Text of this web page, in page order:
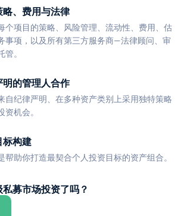
略、费用与法律
个项目的策略、风险管理、流动性、费用、估
事项，以及所有第三方服务商—法律顾问、审
。
明的管理人合作
自纪律严明、在多种资产类别上采用独特策略
资机会。
标构建
帮助你打造最契合个人投资目标的资产组合。
募市场投资了吗？